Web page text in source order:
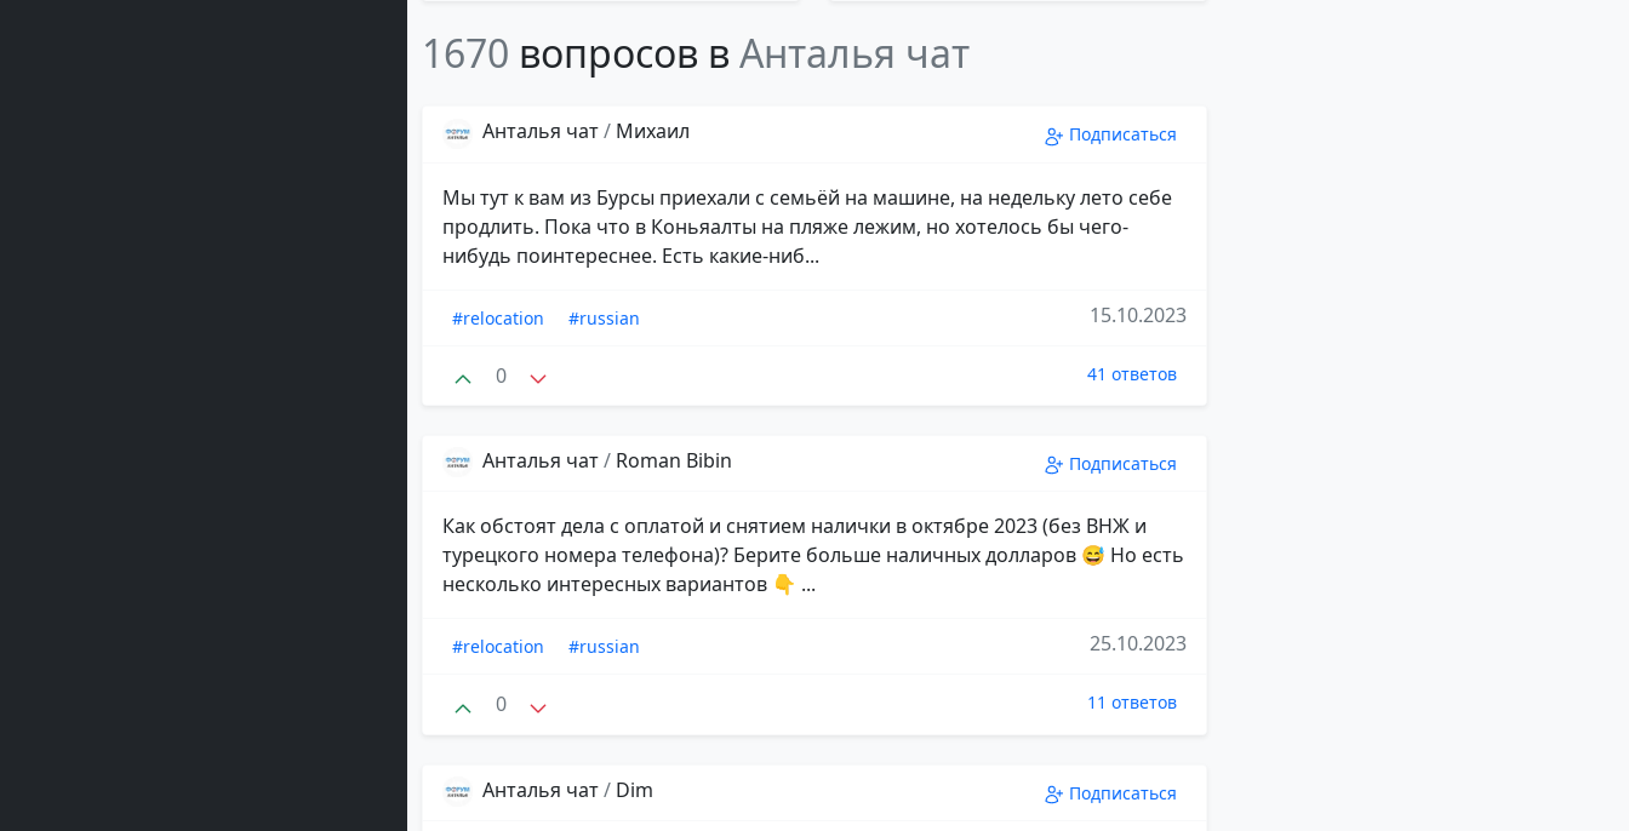
1670 вопросов в Анталья чат
Анталья чат/ Михаил Подписаться
Мы тут к вам из Бурсы приехали с семьёй на машине, на недельку лето себе
продлить. Пока что в Коньяалты на пляже лежим, но хотелось бы чего-
нибудь поинтереснее. Есть какие-ниб...
#relocation #russian 15.10.2023
0 41 ответов
Анталья чат/ Roman Bibin Подписаться
Как обстоят дела с оплатой и снятием налички в октябре 2023 (без ВНЖ и
турецкого номера телефона)? Берите больше наличных долларов 😅 Но есть
несколько интересных вариантов 👇 ...
#relocation #russian 25.10.2023
0 11 ответов
Анталья чат/ Dim Подписаться